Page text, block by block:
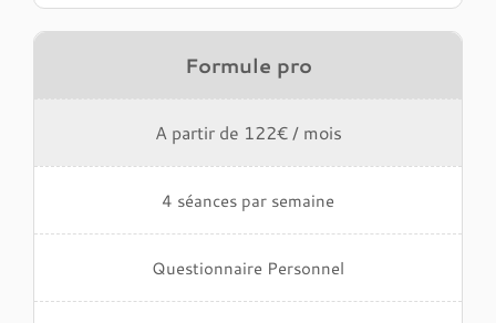
Formule pro
A partir de 122€ / mois
4 séances par semaine
Questionnaire Personnel